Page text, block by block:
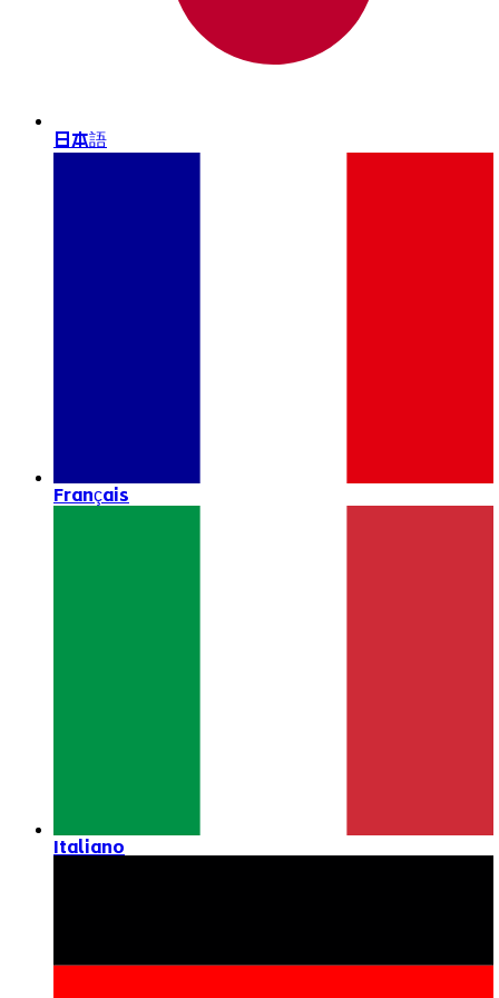
日本語
Français
Italiano